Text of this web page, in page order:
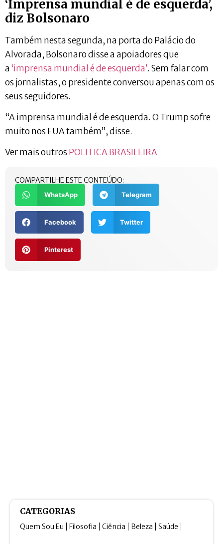
‘Imprensa mundial é de esquerda’,
diz Bolsonaro
Também nesta segunda, na porta do Palácio do
Alvorada, Bolsonaro disse a apoiadores que
a‘imprensa mundial é de esquerda’. Sem falar com
os jornalistas, o presidente conversou apenas com os
seus seguidores.
“A imprensa mundial é de esquerda. O Trump sofre
muito nos EUA também”, disse.
Ver mais outros POLITICA BRASILEIRA
COMPARTILHE ESTE CONTEÚDO:
WhatsApp Telegram
Facebook Twitter
Pinterest
CATEGORIAS
Quem Sou Eu Filosofia Ciência Beleza Saúde